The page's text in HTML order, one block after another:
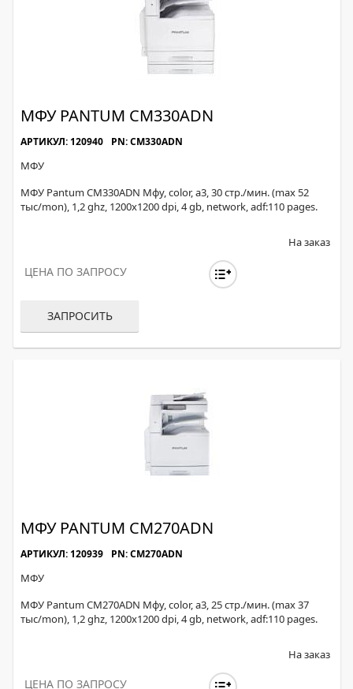
МФУ PANTUM CM330ADN
АРТИКУЛ: 120940 PN: CM330ADN
МФУ
МФУ Pantum CM330ADN Мфу, color, а3, 30 стр./мин. (max 52
тыс/mon), 1,2 ghz, 1200х1200 dpi, 4 gb, network, adf:110 pages.
На заказ
ЦЕНА ПО ЗАПРОСУ
ЗАПРОСИТЬ
МФУ PANTUM CM270ADN
АРТИКУЛ: 120939 PN: CM270ADN
МФУ
МФУ Pantum CM270ADN Мфу, color, а3, 25 стр./мин. (max 37
тыс/mon), 1,2 ghz, 1200х1200 dpi, 4 gb, network, adf:110 pages.
На заказ
ЦЕНА ПО ЗАПРОСУ